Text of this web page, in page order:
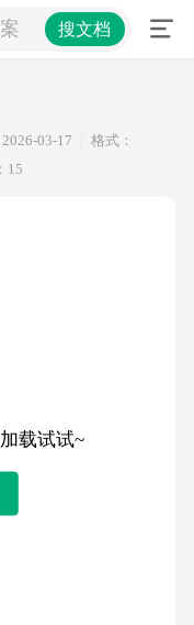
搜文档
2026-03-17
格式：
15
载试试~